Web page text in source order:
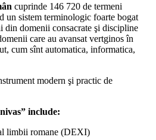
cuprinde 146 720 de termeni
sistem terminologic foarte bogat
din domenii consacrate şi discipline
care au avansat vertginos în
cum sînt automatica, informatica,
modern şi practic de
include:
limbii romane (DEXI)